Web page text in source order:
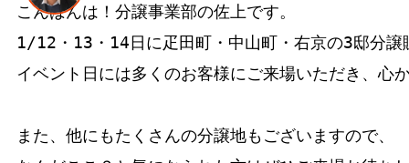
こんばんは！分譲事業部の佐上です。
1/12・13・14日に疋田町・中山町・右京の3邸分譲
イベント日には多くのお客様にご来場いただき、心
また、他にもたくさんの分譲地もございますので、